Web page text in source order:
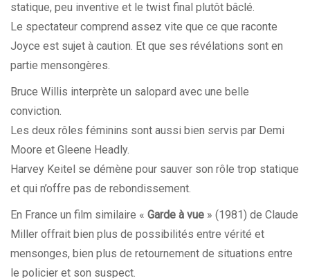
statique, peu inventive et le twist final plutôt bâclé.
Le spectateur comprend assez vite que ce que raconte
Joyce est sujet à caution. Et que ses révélations sont en
partie mensongères.
Bruce Willis interprète un salopard avec une belle
conviction.
Les deux rôles féminins sont aussi bien servis par Demi
Moore et Gleene Headly.
Harvey Keitel se démène pour sauver son rôle trop statique
et qui n’offre pas de rebondissement.
En France un film similaire « Garde à vue » (1981) de Claude
Miller offrait bien plus de possibilités entre vérité et
mensonges, bien plus de retournement de situations entre
le policier et son suspect.